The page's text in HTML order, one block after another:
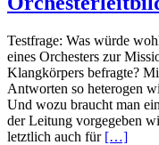
Testfrage: Was würde
eines Orchesters zur
Klangkörpers befragte?
Antworten so heterogen
Und wozu braucht man
der Leitung vorgegeben
letztlich auch für Read
[…]